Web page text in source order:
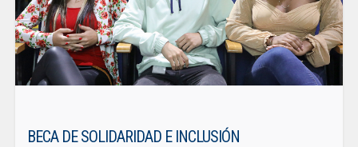
BECA DE SOLIDARIDAD E INCLUSIÓN